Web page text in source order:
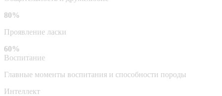
80%
Проявление ласки
60%
Воспитание
Главные моменты воспитания и способности породы
Интеллект